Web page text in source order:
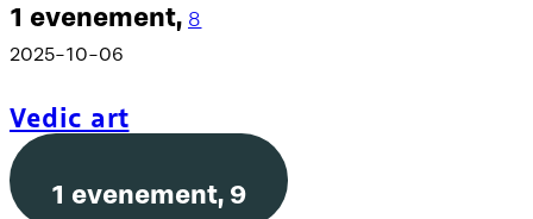
1 evenement, 8
2025-10-06
Vedic art
1 evenement, 9